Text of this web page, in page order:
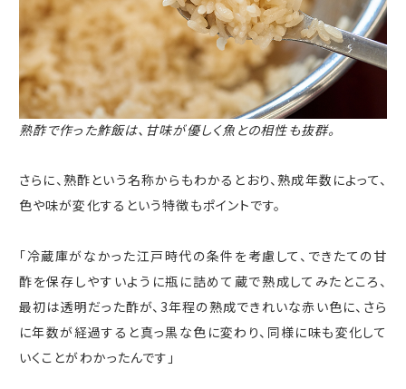
熟酢で作った鮓飯は、甘味が優しく魚との相性も抜群。
さらに、熟酢という名称からもわかるとおり、熟成年数によって、
色や味が変化するという特徴もポイントです。
「冷蔵庫がなかった江戸時代の条件を考慮して、できたての甘
酢を保存しやすいように瓶に詰めて蔵で熟成してみたところ、
最初は透明だった酢が、 3年程の熟成できれいな赤い色に、さら
に年数が経過すると真っ黒な色に変わり、同様に味も変化して
いくことがわかったんです」